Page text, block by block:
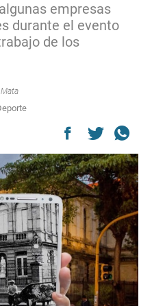
empresas
durante el evento
de los